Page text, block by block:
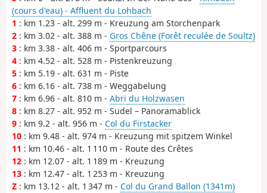
(cours d'eau) - Affluent du Lohbach
1 : km 1.23 - alt. 299 m - Kreuzung am Storchenpark
2 : km 3.02 - alt. 388 m - Gros Chêne (Forêt reculée de Soultz)
3 : km 3.38 - alt. 406 m - Sportparcours
4 : km 4.52 - alt. 528 m - Pistenkreuzung
5 : km 5.19 - alt. 631 m - Piste
6 : km 6.16 - alt. 738 m - Weggabelung
7 : km 6.96 - alt. 810 m - Abri du Holzwasen
8 : km 8.27 - alt. 952 m - Sudel – Panoramablick
9 : km 9.2 - alt. 956 m - Col du Firstacker
10 : km 9.48 - alt. 974 m - Kreuzung mit spitzem Winkel
11 : km 10.46 - alt. 1 110 m - Route des Crêtes
12 : km 12.07 - alt. 1 189 m - Kreuzung
13 : km 12.47 - alt. 1 253 m - Kreuzung
Z : km 13.12 - alt. 1 347 m - Col du Grand Ballon (1341m)